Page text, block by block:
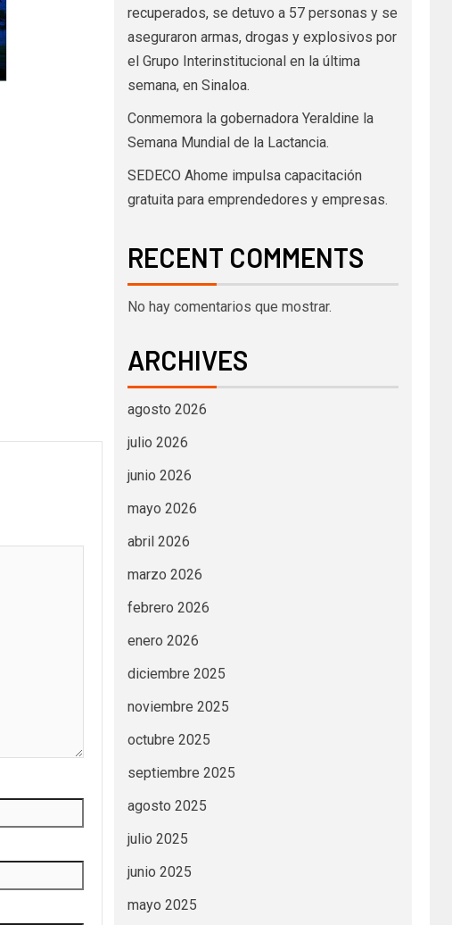
recuperados, se detuvo a 57 personas y se
aseguraron armas, drogas y explosivos por
el Grupo Interinstitucional en la última
semana, en Sinaloa.
Conmemora la gobernadora Yeraldine la
Semana Mundial de la Lactancia.
SEDECO Ahome impulsa capacitación
gratuita para emprendedores y empresas.
RECENT COMMENTS
No hay comentarios que mostrar.
ARCHIVES
agosto 2026
julio 2026
junio 2026
mayo 2026
abril 2026
marzo 2026
febrero 2026
enero 2026
diciembre 2025
noviembre 2025
octubre 2025
septiembre 2025
agosto 2025
julio 2025
junio 2025
mayo 2025